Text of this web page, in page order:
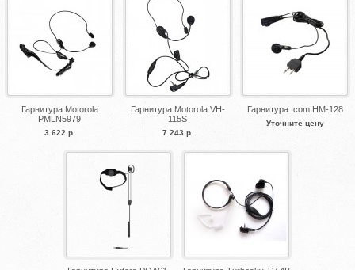
Гарнитура Motorola
PMLN5979
3 622 р.
Гарнитура Motorola VH-
115S
7 243 р.
Гарнитура Icom HM-128
Уточните цену